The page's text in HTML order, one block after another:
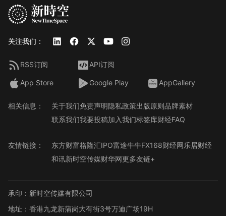
关注我们：
RSS订阅 API订阅
App Store Google Play AppGallery
相关信息： 关于我们免责声明隐私政策出版原则品牌素材
联系我们我要投稿加入我们标签库财经FAQ
友情链接： 东方财富格隆汇IPO富途牛牛FX168财经网乐居财经
和讯新时空传媒财华网更多友链+
承印：新时空传媒有限公司
地址：香港九龙新蒲岗大有街3号万迪广场19H